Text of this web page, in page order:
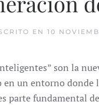
EN 10
son la
en un entorno donde
parte fundamental